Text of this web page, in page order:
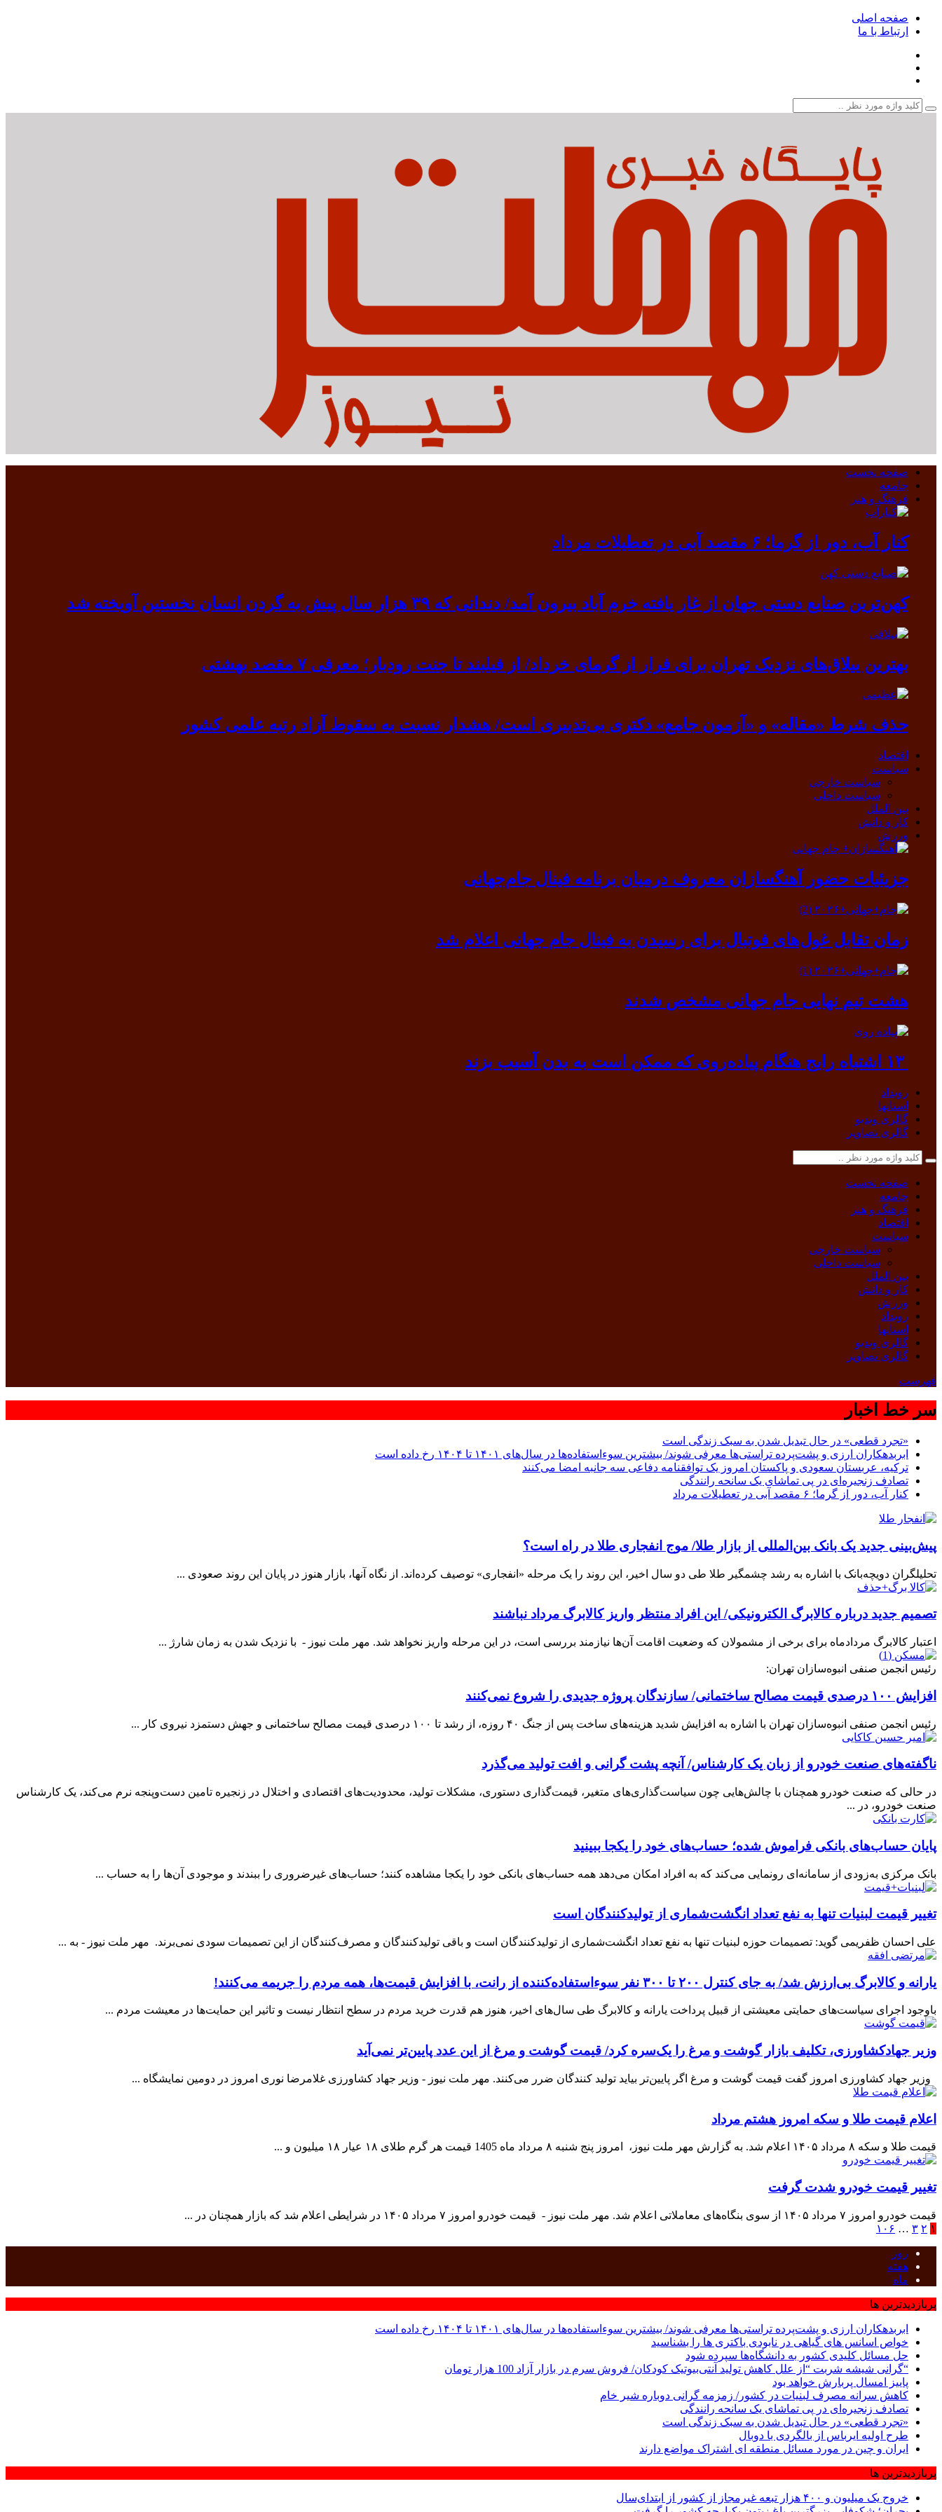
صفحه اصلی
ارتباط با ما
صفحه نخست
جامعه
فرهنگ و هنر
کنار آب، دور از گرما؛ ۶ مقصد آبی در تعطیلات مرداد
کهن‌ترین صنایع دستی جهان از غار یافته خرم آباد بیرون آمد/ دندانی که ۳۹ هزار سال پیش به گردن انسان نخستین آویخته شد
بهترین ییلاق‌های نزدیک تهران برای فرار از گرمای خرداد/ از فیلبند تا جنت رودبار؛ معرفی ۷ مقصد بهشتی
حذف شرط «مقاله» و «آزمون جامع» دکتری بی‌تدبیری است/ هشدار نسبت به سقوط آزاد رتبه علمی کشور
اقتصاد
سیاست
سیاست خارجی
سیاست داخلی
بین الملل
کار و دانش
ورزش
جزیئیات حضور آهنگسازان معروف درمیان برنامه فینال جام‌جهانی
زمان تقابل غول‌های فوتبال برای رسیدن به فینال جام جهانی اعلام شد
هشت تیم نهایی جام جهانی مشخص شدند
۱۳ اشتباه رایج هنگام پیاده‌روی که ممکن است به بدن آسیب بزند
رویداد
استانها
گالری ویدیو
گالری تصاویر
صفحه نخست
جامعه
فرهنگ و هنر
اقتصاد
سیاست
سیاست خارجی
سیاست داخلی
بین الملل
کار و دانش
ورزش
رویداد
استانها
گالری ویدیو
گالری تصاویر
فهرست
سر خط اخبار
«تجرد قطعی» در حال تبدیل شدن به سبک زندگی است
ابربدهکاران ارزی و پشت‌پرده تراستی‌ها معرفی شوند/ بیشترین سوءاستفاده‌ها در سال‌های ۱۴۰۱ تا ۱۴۰۴ رخ داده است
ترکیه، عربستان سعودی و پاکستان امروز یک توافقنامه دفاعی سه جانبه امضا می‌کنند
تصادف زنجیره‌ای در پی تماشای یک سانحه رانندگی
کنار آب، دور از گرما؛ ۶ مقصد آبی در تعطیلات مرداد
پیش‌بینی جدید یک بانک بین‌المللی از بازار طلا/ موج انفجاری طلا در راه است؟
تحلیلگران دویچه‌بانک با اشاره به رشد چشمگیر طلا طی دو سال اخیر، این روند را یک مرحله «انفجاری» توصیف کرده‌اند. از نگاه آنها، بازار هنوز در پایان این روند صعودی ...
تصمیم جدید درباره کالابرگ الکترونیکی/ این افراد منتظر واریز کالابرگ مرداد نباشند
اعتبار کالابرگ مردادماه برای برخی از مشمولان که وضعیت اقامت آن‌ها نیازمند بررسی است، در این مرحله واریز نخواهد شد. مهر ملت نیوز - با نزدیک شدن به زمان شارژ ...
رئیس انجمن صنفی انبوه‌سازان تهران:
افزایش ١٠٠ درصدی قیمت مصالح ساختمانی/ سازندگان پروژه جدیدی را شروع نمی‌کنند
رئیس انجمن صنفی انبوه‌سازان تهران با اشاره به افزایش شدید هزینه‌های ساخت پس از جنگ ۴۰ روزه، از رشد تا ۱۰۰ درصدی قیمت مصالح ساختمانی و جهش دستمزد نیروی کار ...
ناگفته‌های صنعت خودرو از زبان یک کارشناس/ آنچه پشت گرانی و افت تولید می‌گذرد
در حالی که صنعت خودرو همچنان با چالش‌هایی چون سیاست‌گذاری‌های متغیر، قیمت‌گذاری دستوری، مشکلات تولید، محدودیت‌های اقتصادی و اختلال در زنجیره تامین دست‌وپنجه نرم می‌کند، یک کارشناس
صنعت خودرو، در ...
پایان حساب‌های بانکی فراموش شده؛ حساب‌های خود را یکجا ببینید
بانک مرکزی به‌زودی از سامانه‌ای رونمایی می‌کند که به افراد امکان می‌دهد همه حساب‌های بانکی خود را یکجا مشاهده کنند؛ حساب‌های غیرضروری را ببندند و موجودی آن‌ها را به حساب ...
تغییر قیمت لبنیات تنها به نفع تعداد انگشت‌شماری از تولیدکنندگان است
علی احسان ظفریمی گوید: تصمیمات حوزه لبنیات تنها به نفع تعداد انگشت‌شماری از تولیدکنندگان است و باقی تولیدکنندگان و مصرف‌کنندگان از این تصمیمات سودی نمی‌برند. مهر ملت نیوز - به ...
یارانه و کالابرگ بی‌ارزش شد/ به جای کنترل ۲۰۰ تا ۳۰۰ نفر سوءاستفاده‌کننده از رانت، با افزایش قیمت‌ها، همه مردم را جریمه می‌کنند!
باوجود اجرای سیاست‌های حمایتی معیشتی از قبیل پرداخت یارانه و کالابرگ طی سال‌های اخیر، هنوز هم قدرت خرید مردم در سطح انتظار نیست و تاثیر این حمایت‌ها در معیشت مردم ...
وزیر جهادکشاورزی، تکلیف بازار گوشت و مرغ را یک‌سره کرد/ قیمت گوشت و مرغ از این عدد پایین‌تر نمی‌آید
وزیر جهاد کشاورزی امروز گفت قیمت گوشت و مرغ اگر پایین‌تر بیاید تولید کنندگان ضرر می‌کنند. مهر ملت نیوز - وزیر جهاد کشاورزی غلامرضا نوری امروز در دومین نمایشگاه ...
اعلام قیمت طلا و سکه امروز هشتم مرداد
قیمت طلا ‌و سکه ۸ مرداد ۱۴۰۵ اعلام شد. به گزارش مهر ملت نیوز، امروز پنج شنبه ۸ مرداد ماه 1405 قیمت هر گرم طلای ۱۸ عیار ۱۸ میلیون و ...
تغییر قیمت خودرو شدت گرفت
قیمت خودرو امروز ۷ مرداد ۱۴۰۵ از سوی بنگاه‌های معاملاتی اعلام شد. مهر ملت نیوز - قیمت خودرو امروز ۷ مرداد ۱۴۰۵ در شرایطی اعلام شد که بازار همچنان در ...
۱ ۲ ۳ … ۱۰۶
روز
هفته
ماه
پربازدیدترین ها
ابربدهکاران ارزی و پشت‌پرده تراستی‌ها معرفی شوند/ بیشترین سوءاستفاده‌ها در سال‌های ۱۴۰۱ تا ۱۴۰۴ رخ داده است
خواص اسانس های گیاهی در نابودی باکتری ها را بشناسید
حل مسائل کلیدی کشور به دانشگاه‌ها سپرده شود
“گرانی شیشه شربت “از علل کاهش تولید آنتی‌بیوتیک کودکان/ فروش سرم در بازار آزاد 100 هزار تومان
پاییز امسال پربارش خواهد بود
کاهش سرانه مصرف لبنیات در کشور/ زمزمه گرانی دوباره شیر خام
تصادف زنجیره‌ای در پی تماشای یک سانحه رانندگی
«تجرد قطعی» در حال تبدیل شدن به سبک زندگی است
طرح اولیه ایرباس از بالگردی با دوبال
ایران و چین در مورد مسائل منطقه ای اشتراک مواضع دارند
پربازدیدترین ها
خروج یک میلیون و ۴۰۰ هزار تبعه غیرمجاز از کشور از ابتدای‌سال